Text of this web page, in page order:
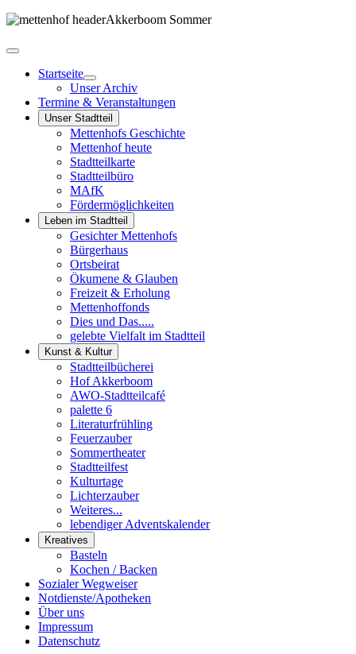
Startseite
Unser Archiv
Termine & Veranstaltungen
Unser Stadtteil
Mettenhofs Geschichte
Mettenhof heute
Stadtteilkarte
Stadtteilbüro
MAfK
Fördermöglichkeiten
Leben im Stadtteil
Gesichter Mettenhofs
Bürgerhaus
Ortsbeirat
Ökumene & Glauben
Freizeit & Erholung
Mettenhoffonds
Dies und Das.....
gelebte Vielfalt im Stadtteil
Kunst & Kultur
Stadtteilbücherei
Hof Akkerboom
AWO-Stadtteilcafé
palette 6
Literaturfrühling
Feuerzauber
Sommertheater
Stadtteilfest
Kulturtage
Lichterzauber
Weiteres...
lebendiger Adventskalender
Kreatives
Basteln
Kochen / Backen
Sozialer Wegweiser
Notdienste/Apotheken
Über uns
Impressum
Datenschutz